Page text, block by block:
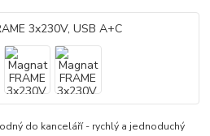
do kanceláří - rychlý a jednoduchý